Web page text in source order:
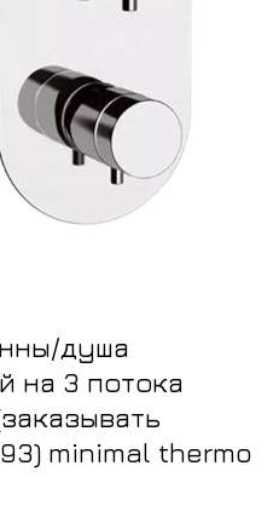
душа
на 3 потока
minimal thermo